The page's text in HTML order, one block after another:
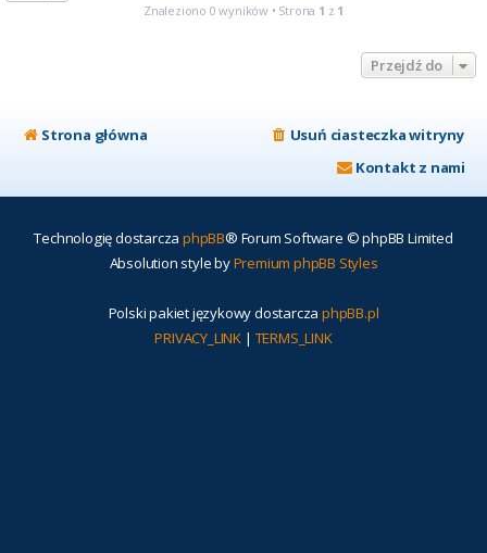
Znaleziono 0 wyników • Strona 1 z 1
Przejdź do
Strona główna
Usuń ciasteczka witryny
Kontakt z nami
Technologię dostarcza phpBB® Forum Software © phpBB Limited
Absolution style byPremium phpBB Styles
Polski pakiet językowy dostarcza phpBB.pl
PRIVACY_LINK | TERMS_LINK